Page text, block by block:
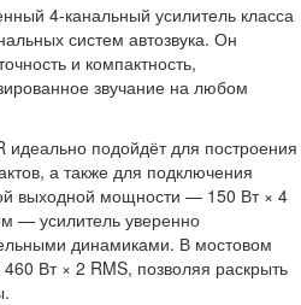
4-канальный усилитель класса
систем автозвука. Он
и компактность,
звучание на любом
подойдёт для построения
а также для подключения
выходной мощности — 150 Вт × 4
— усилитель уверенно
динамиками. В мостовом
Вт × 2 RMS, позволяя раскрыть